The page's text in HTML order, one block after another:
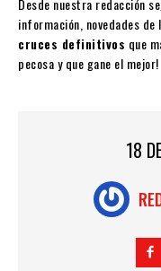
Desde nuestra redacción
información, novedades
cruces definitivos que
pecosa y que gane el mejor!
18